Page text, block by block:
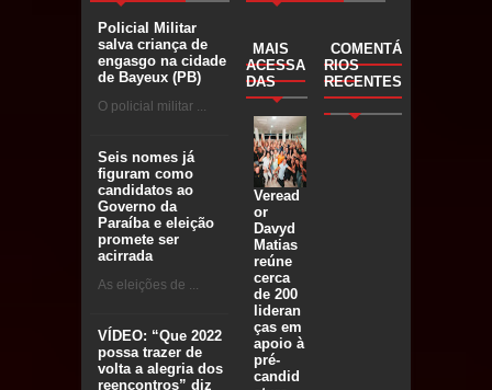
Policial Militar
salva criança de
engasgo na cidade
de Bayeux (PB)
O policial militar ...
Seis nomes já
figuram como
candidatos ao
Governo da
Paraíba e eleição
promete ser
acirrada
As eleições de ...
VÍDEO: “Que 2022
possa trazer de
volta a alegria dos
reencontros” diz
MAIS
ACESSA
DAS
Veread
or
Davyd
Matias
reúne
cerca
de 200
lideran
ças em
apoio à
pré-
candid
COMENTÁ
RIOS
RECENTES